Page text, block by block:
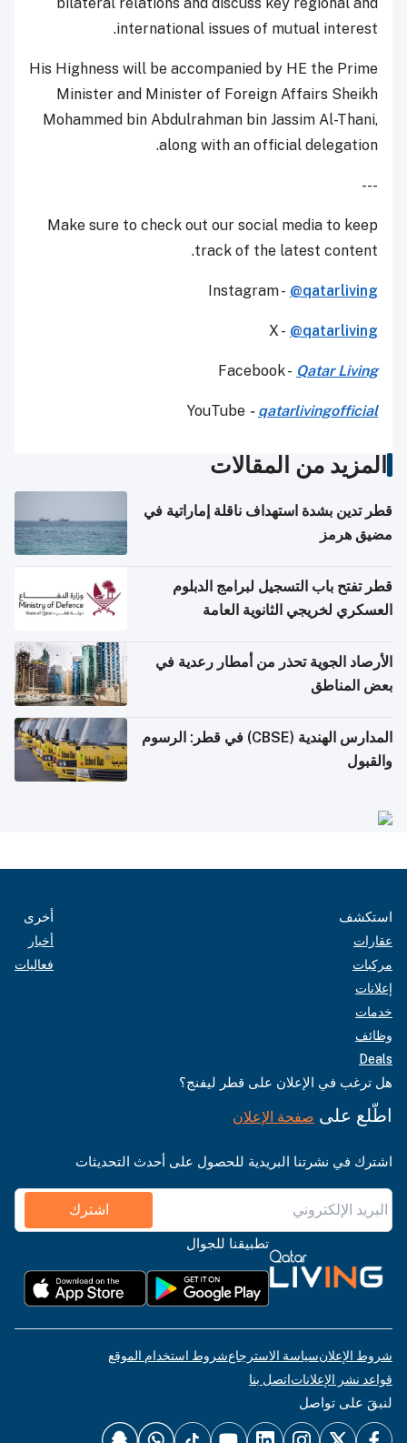
international issues of mutual interest.
His Highness will be accompanied by HE the Prime
Minister and Minister of Foreign Affairs Sheikh
Mohammed bin Abdulrahman bin Jassim Al-Thani,
along with an official delegation.
---
Make sure to check out our social media to keep
track of the latest content.
Instagram - @qatarliving
X - @qatarliving
Facebook - Qatar Living
YouTube - qatarlivingofficial
المزيد من المقالات
قطر تدين بشدة استهداف ناقلة إماراتية في
مضيق هرمز
قطر تفتح باب التسجيل لبرامج الدبلوم
العسكري لخريجي الثانوية العامة
الأرصاد الجوية تحذر من أمطار رعدية في
بعض المناطق
المدارس الهندية (CBSE) في قطر: الرسوم
والقبول
استكشف
عقارات
مركبات
إعلانات
خدمات
وظائف
Deals
أخرى
أخبار
فعاليات
هل ترغب في الإعلان على قطر ليفنج؟
اطّلع على صفحة الإعلان
اشترك في نشرتنا البريدية للحصول على أحدث التحديثات
اشترك
تطبيقنا للجوال
شروط الإعلانسياسة الاسترجاعشروط استخدام الموقع
قواعد نشر الإعلاناتاتصل بنا
لنبقَ على تواصل